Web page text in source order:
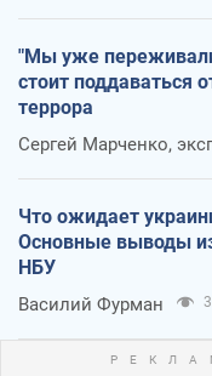
"Мы уже
стоит поддаваться
террора
Сергей Марченко,
Что ожидает
Основные выводы
НБУ
Василий Фурман